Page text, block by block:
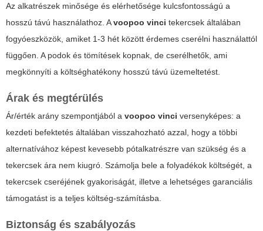
Az alkatrészek minősége és elérhetősége kulcsfontosságú a
hosszú távú használathoz. Avoopoo vinci tekercsek általában
fogyóeszközök, amiket 1-3 hét között érdemes cserélni használattól
függően. A podok és tömítések kopnak, de cserélhetők, ami
megkönnyíti a költséghatékony hosszú távú üzemeltetést.
Árak és megtérülés
Ár/érték arány szempontjából a voopoo vinci versenyképes: a
kezdeti befektetés általában visszahozható azzal, hogy a többi
alternatívához képest kevesebb pótalkatrészre van szükség és a
tekercsek ára nem kiugró. Számolja bele a folyadékok költségét, a
tekercsek cseréjének gyakoriságát, illetve a lehetséges garanciális
támogatást is a teljes költség-számításba.
Biztonság és szabályozás